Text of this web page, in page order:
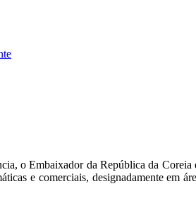
o Embaixador da República da
e comerciais, designadamente em